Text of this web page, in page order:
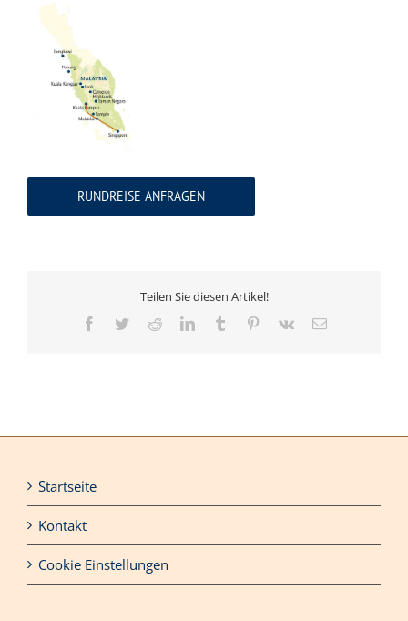
RUNDREISE ANFRAGEN
Teilen Sie diesen Artikel!
Facebook
TwitterRedditLinkedInTumblr Pinterest
Vk
E-
Startseite
Kontakt
Cookie Einstellungen